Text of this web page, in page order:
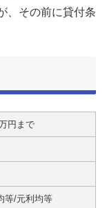
、その前に貸付条
円まで
等/元利均等